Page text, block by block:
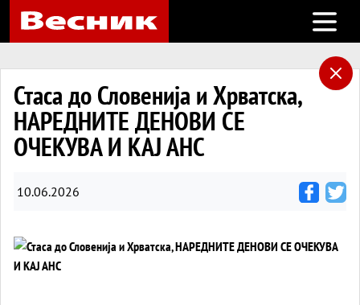
Open
Стаса до Словенија и Хрватска,
НАРЕДНИТЕ ДЕНОВИ СЕ
ОЧЕКУВА И КАЈ АНС
10.06.2026